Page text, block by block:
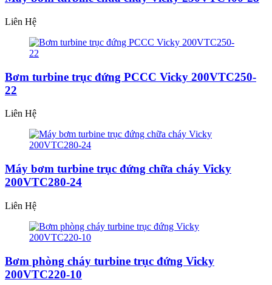
Liên Hệ
Bơm turbine trục đứng PCCC Vicky 200VTC250-
22
Liên Hệ
Máy bơm turbine trục đứng chữa cháy Vicky
200VTC280-24
Liên Hệ
Bơm phòng cháy turbine trục đứng Vicky
200VTC220-10